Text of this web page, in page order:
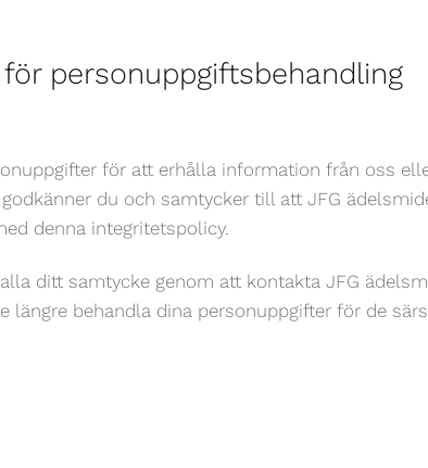
personuppgiftsbehandling
för att erhålla information från oss
du och samtycker till att JFG
denna integritetspolicy.
ditt samtycke genom att kontakta JFG
längre behandla dina personuppgifter för de